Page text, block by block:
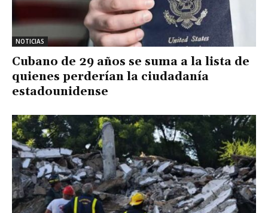
NOTICIAS
Cubano de 29 años se suma a la lista de
quienes perderían la ciudadanía
estadounidense